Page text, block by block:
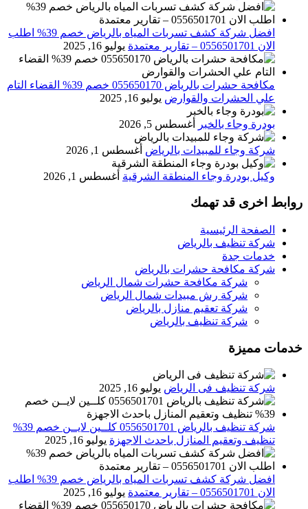
افضل شركة كشف تسربات المياه بالرياض خصم 39% اطلب
الان 0556501701‬‏ – تقارير معتمدة
يوليو 16, 2025
مكافحة حشرات بالرياض 055650170 خصم 39% القضاء التام
علي الحشرات والقوارض يوليو 16, 2025
بودرة وجاء بالخبر أغسطس 5, 2026
شركة وجاء للمبيدات بالرياض أغسطس 1, 2026
وكيل بودرة وجاء المنطقة الشرقية أغسطس 1, 2026
روابط اخرى قد تهمك
الصفحة الرئيسية
شركة تنظيف بالرياض
خدمات جدة
شركة مكافحة حشرات بالرياض
شركة مكافحة حشرات شمال الرياض
شركة رش مبيدات شمال الرياض
شركة تعقيم منازل بالرياض
شركة تنظيف بالرياض
خدمات مميزة
شركة تنظيف فى الرياض يوليو 16, 2025
شركة تنظيف بالرياض 0556501701 كلــين لايــن خصم 39%
تنظيف وتعقيم المنازل باحدث الاجهزة يوليو 16, 2025
افضل شركة كشف تسربات المياه بالرياض خصم 39% اطلب
الان 0556501701‬‏ – تقارير معتمدة
يوليو 16, 2025